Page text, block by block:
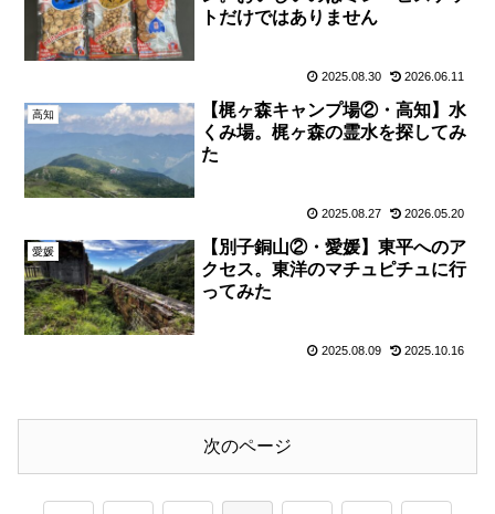
トだけではありません
2025.08.30 2026.06.11
高知
【梶ヶ森キャンプ場②・高知】水
くみ場。梶ヶ森の霊水を探してみ
た
2025.08.27 2026.05.20
愛媛
【別子銅山②・愛媛】東平へのア
クセス。東洋のマチュピチュに行
ってみた
2025.08.09 2025.10.16
次のページ